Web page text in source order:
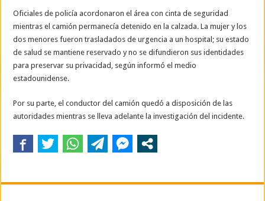
Oficiales de policía acordonaron el área con cinta de seguridad
mientras el camión permanecía detenido en la calzada. La mujer y los
dos menores fueron trasladados de urgencia a un hospital; su estado
de salud se mantiene reservado y no se difundieron sus identidades
para preservar su privacidad, según informó el medio
estadounidense.
Por su parte, el conductor del camión quedó a disposición de las
autoridades mientras se lleva adelante la investigación del incidente.